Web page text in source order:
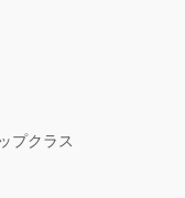
プクラス